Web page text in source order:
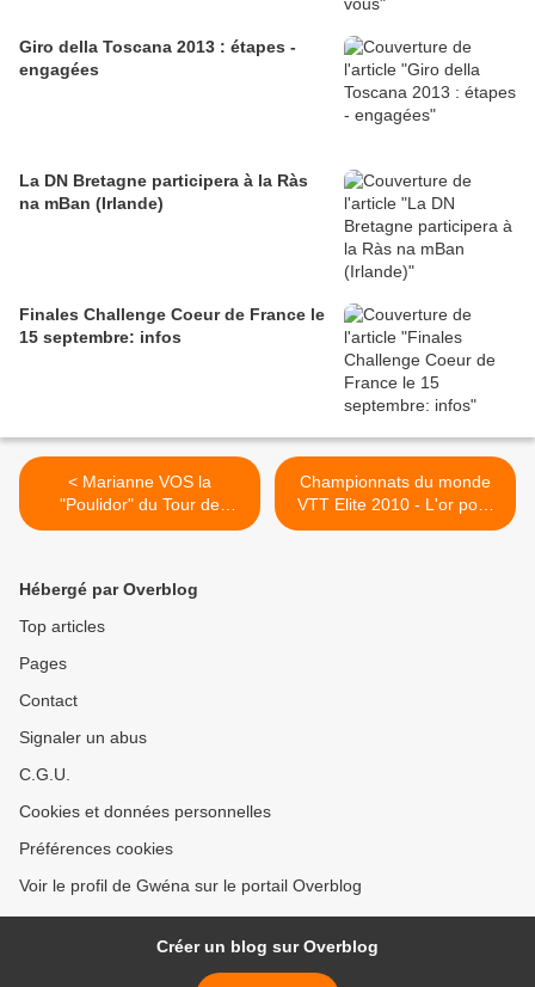
Giro della Toscana 2013 : étapes -
engagées
La DN Bretagne participera à la Ràs
na mBan (Irlande)
Finales Challenge Coeur de France le
15 septembre: infos
< Marianne VOS la
"Poulidor" du Tour de
Hollande 2010 !
Championnats du monde
VTT Elite 2010 - L'or pour
la Pologne >
Hébergé par Overblog
Top articles
Pages
Contact
Signaler un abus
C.G.U.
Cookies et données personnelles
Préférences cookies
Voir le profil de Gwéna sur le portail Overblog
Créer un blog sur Overblog